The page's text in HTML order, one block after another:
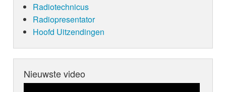
Radiotechnicus
Radiopresentator
Hoofd Uitzendingen
Nieuwste video